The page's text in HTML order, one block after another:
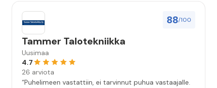
88/100
Tammer Talotekniikka
Uusimaa
4.7
26 arviota
“Puhelimeen vastattiin, ei tarvinnut puhua vastaajalle.